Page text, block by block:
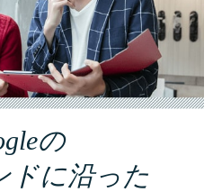
の
ドに沿った